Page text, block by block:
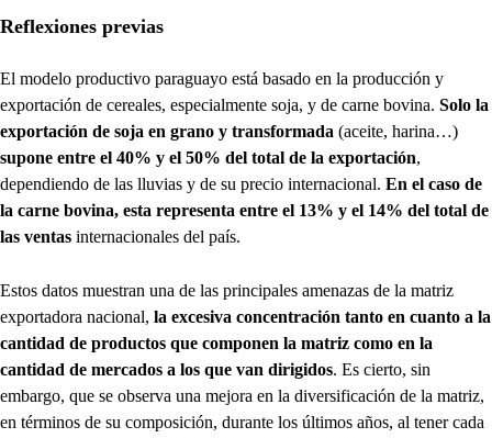
Reflexiones previas
El modelo productivo paraguayo está basado en la producción y
exportación de cereales, especialmente soja, y de carne bovina. Solo la
exportación de soja en grano y transformada (aceite, harina…)
supone entre el 40% y el 50% del total de la exportación,
dependiendo de las lluvias y de su precio internacional. En el caso de
la carne bovina, esta representa entre el 13% y el 14% del total de
las ventas internacionales del país.
Estos datos muestran una de las principales amenazas de la matriz
exportadora nacional, la excesiva concentración tanto en cuanto a la
cantidad de productos que componen la matriz como en la
cantidad de mercados a los que van dirigidos. Es cierto, sin
embargo, que se observa una mejora en la diversificación de la matriz,
en términos de su composición, durante los últimos años, al tener cada